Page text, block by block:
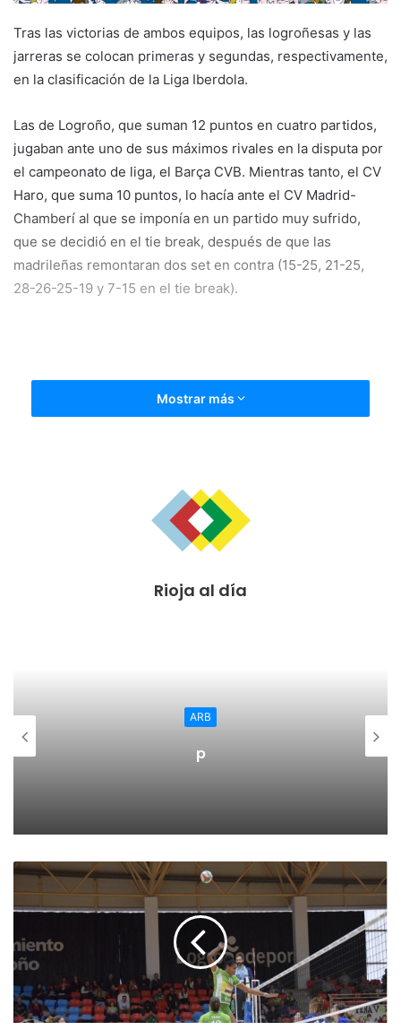
Tras las victorias de ambos equipos, las logroñesas y las
jarreras se colocan primeras y segundas, respectivamente,
en la clasificación de la Liga Iberdola.
Las de Logroño, que suman 12 puntos en cuatro partidos,
jugaban ante uno de sus máximos rivales en la disputa por
el campeonato de liga, el Barça CVB. Mientras tanto, el CV
Haro, que suma 10 puntos, lo hacía ante el CV Madrid-
Chamberí al que se imponía en un partido muy sufrido,
que se decidió en el tie break, después de que las
madrileñas remontaran dos set en contra (15-25, 21-25,
28-26-25-19 y 7-15 en el tie break).
Mostrar más
Rioja al día
ARB
p